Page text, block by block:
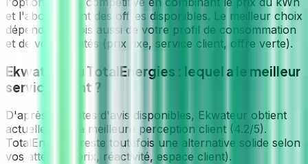
et l'abonnement des offres disponibles. Le meilleur choix
dépend toutefois aussi de votre profil de consommation
et de vos priorités (prix fixe, service client, offre verte).
Ekwateur ou TotalEnergies : lequel a le meilleur
service client ?
D'après les notes d'avis disponibles, Ekwateur obtient
actuellement la meilleure perception client (4.2/5).
TotalEnergies reste toutefois une alternative solide selon
vos attentes (prix, réactivité, espace client).